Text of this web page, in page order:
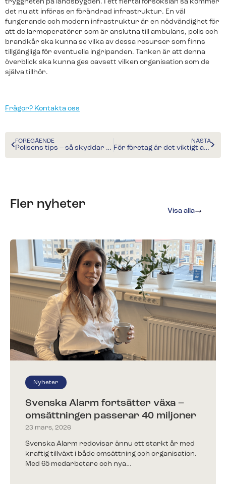
Kunder berättar
Träffa några av alla våra nöjda kunder.
Fyll i ditt telefonnummer för prisförslag. Någon av
våra trevliga medarbetare återkommer till dig inom
Redo för ett nytt larm?​
Fyll i ditt telefonnummer för prisförslag. Någon av
våra trevliga medarbetare återkommer till dig inom
kort.
tryggheten på landsbygden. I ett flertal försökslän så kommer
det nu att införas en förändrad infrastruktur. En väl
fungerande och modern infrastruktur är en nödvändighet för
att de larmoperatörer som är anslutna till ambulans, polis och
brandkår ska kunna se vilka av dessa resurser som finns
tillgängliga för eventuella ingripanden. Tanken är att denna
överblick ska kunna ges oavsett vilken organisation som de
själva tillhör.
Frågor? Kontakta oss
FÖREGÅENDE
Polisens tips – så skyddar du dig mot cykelstölder
NÄSTA
För företag är det viktigt att förebygga brott inför sommaren
Fler nyheter
Visa alla
Nyheter
Svenska Alarm fortsätter växa –
omsättningen passerar 40 miljoner
23 mars, 2026
Svenska Alarm redovisar ännu ett starkt år med
kraftig tillväxt i både omsättning och organisation.
Med 65 medarbetare och nya…